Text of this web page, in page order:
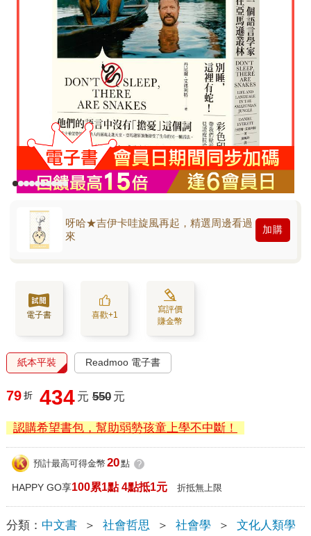
呀哈★吉伊卡哇旋風再起，精選周邊看過
來
加購
電子書 喜歡+1
寫評價
賺金幣
紙本平裝 Readmoo 電子書
79 折 434 元 550 元
認購希望書包，幫助弱勢孩童上學不中斷！
預計最高可得金幣 20點 ?
HAPPY GO享100累1點 4點抵1元 折抵無上限
分類： 中文書 ＞ 社會哲思 ＞ 社會學 ＞ 文化人類學